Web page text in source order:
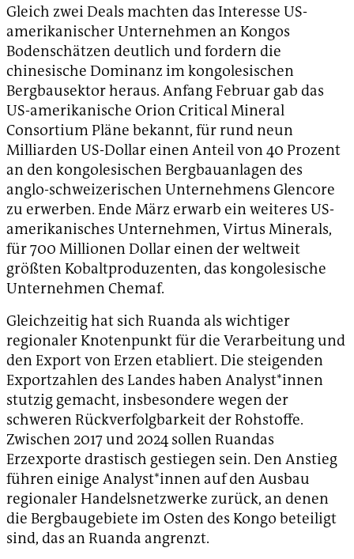
Gleich zwei Deals machten das Interesse US-
amerikanischer Unternehmen an Kongos
Bodenschätzen deutlich und fordern die
chinesische Dominanz im kongolesischen
Bergbausektor heraus. Anfang Februar gab das
US-amerikanische Orion Critical Mineral
Consortium Pläne bekannt, für rund neun
Milliarden US-Dollar einen Anteil von 40 Prozent
an den kongolesischen Bergbauanlagen des
anglo-schweizerischen Unternehmens Glencore
zu erwerben. Ende März erwarb ein weiteres US-
amerikanisches Unternehmen, Virtus Minerals,
für 700 Millionen Dollar einen der weltweit
größten Kobaltproduzenten, das kongolesische
Unternehmen Chemaf.
Gleichzeitig hat sich Ruanda als wichtiger
regionaler Knotenpunkt für die Verarbeitung und
den Export von Erzen etabliert. Die steigenden
Exportzahlen des Landes haben Analyst*innen
stutzig gemacht, insbesondere wegen der
schweren Rückverfolgbarkeit der Rohstoffe.
Zwischen 2017 und 2024 sollen Ruandas
Erzexporte drastisch gestiegen sein. Den Anstieg
führen einige Analyst*innen auf den Ausbau
regionaler Handelsnetzwerke zurück, an denen
die Bergbaugebiete im Osten des Kongo beteiligt
sind, das an Ruanda angrenzt.